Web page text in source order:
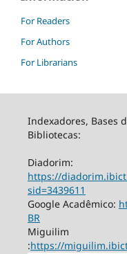
For Readers
For Authors
For Librarians
Indexadores, Bases
Bibliotecas:
Diadorim:
https://
sid=3439611
Google Acadêmico:
BR
Miguilim
:https://